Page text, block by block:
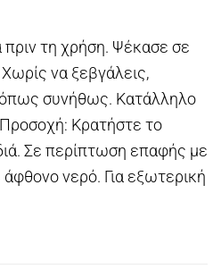
τη χρήση. Ψέκασε σε
να ξεβγάλεις,
όπως συνήθως. Κατάλληλο
Κρατήστε το
Σε περίπτωση επαφής με
νερό. Για εξωτερική